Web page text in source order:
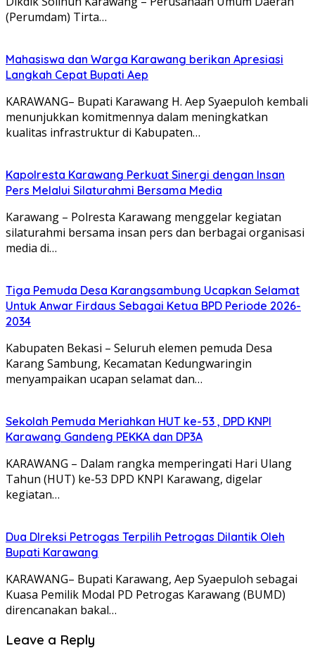
(Perumdam) Tirta…
Mahasiswa dan Warga Karawang berikan Apresiasi
Langkah Cepat Bupati Aep
KARAWANG– Bupati Karawang H. Aep Syaepuloh kembali
menunjukkan komitmennya dalam meningkatkan
kualitas infrastruktur di Kabupaten…
Kapolresta Karawang Perkuat Sinergi dengan Insan
Pers Melalui Silaturahmi Bersama Media
Karawang – Polresta Karawang menggelar kegiatan
silaturahmi bersama insan pers dan berbagai organisasi
media di…
Tiga Pemuda Desa Karangsambung Ucapkan Selamat
Untuk Anwar Firdaus Sebagai Ketua BPD Periode 2026-
2034
Kabupaten Bekasi – Seluruh elemen pemuda Desa
Karang Sambung, Kecamatan Kedungwaringin
menyampaikan ucapan selamat dan…
Sekolah Pemuda Meriahkan HUT ke-53 , DPD KNPI
Karawang Gandeng PEKKA dan DP3A
KARAWANG – Dalam rangka memperingati Hari Ulang
Tahun (HUT) ke-53 DPD KNPI Karawang, digelar
kegiatan…
Dua DIreksi Petrogas Terpilih Petrogas Dilantik Oleh
Bupati Karawang
KARAWANG– Bupati Karawang, Aep Syaepuloh sebagai
Kuasa Pemilik Modal PD Petrogas Karawang (BUMD)
direncanakan bakal…
Leave a Reply